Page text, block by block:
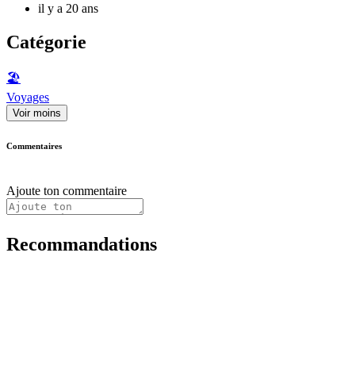
il y a 20 ans
Catégorie
🏖
Voyages
Voir moins
Commentaires
Ajoute ton commentaire
Recommandations